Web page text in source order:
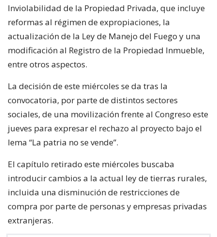
Inviolabilidad de la Propiedad Privada, que incluye
reformas al régimen de expropiaciones, la
actualización de la Ley de Manejo del Fuego y una
modificación al Registro de la Propiedad Inmueble,
entre otros aspectos.
La decisión de este miércoles se da tras la
convocatoria, por parte de distintos sectores
sociales, de una movilización frente al Congreso este
jueves para expresar el rechazo al proyecto bajo el
lema “La patria no se vende”.
El capítulo retirado este miércoles buscaba
introducir cambios a la actual ley de tierras rurales,
incluida una disminución de restricciones de
compra por parte de personas y empresas privadas
extranjeras.